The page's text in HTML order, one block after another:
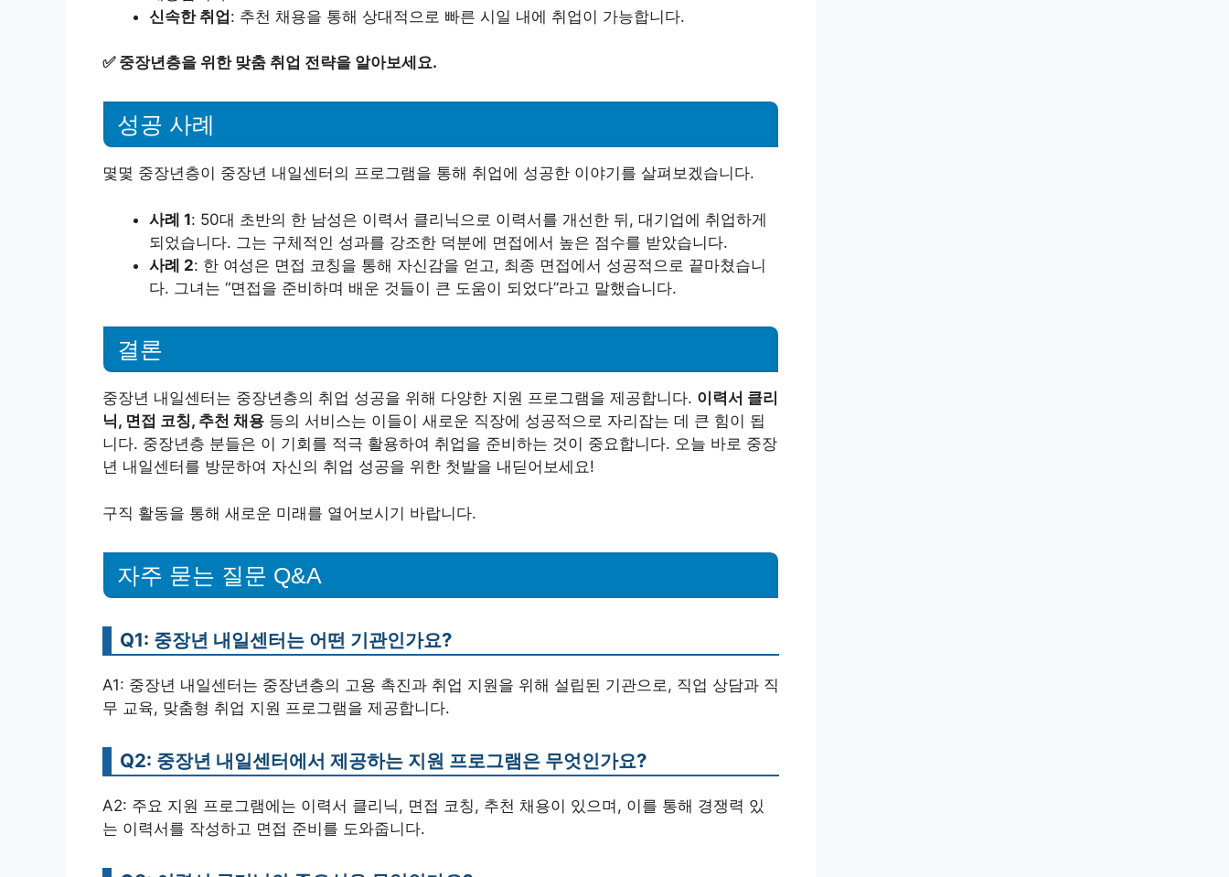
신속한 취업: 추천 채용을 통해 상대적으로 빠른 시일 내에 취업이 가능합니다.
✅ 중장년층을 위한 맞춤 취업 전략을 알아보세요.
성공 사례
몇몇 중장년층이 중장년 내일센터의 프로그램을 통해 취업에 성공한 이야기를 살펴보겠습니다.
사례 1: 50대 초반의 한 남성은 이력서 클리닉으로 이력서를 개선한 뒤, 대기업에 취업하게
되었습니다. 그는 구체적인 성과를 강조한 덕분에 면접에서 높은 점수를 받았습니다.
사례 2: 한 여성은 면접 코칭을 통해 자신감을 얻고, 최종 면접에서 성공적으로 끝마쳤습니
다. 그녀는 “면접을 준비하며 배운 것들이 큰 도움이 되었다”라고 말했습니다.
결론
중장년 내일센터는 중장년층의 취업 성공을 위해 다양한 지원 프로그램을 제공합니다. 이력서 클리
닉, 면접 코칭, 추천 채용 등의 서비스는 이들이 새로운 직장에 성공적으로 자리잡는 데 큰 힘이 됩
니다. 중장년층 분들은 이 기회를 적극 활용하여 취업을 준비하는 것이 중요합니다. 오늘 바로 중장
년 내일센터를 방문하여 자신의 취업 성공을 위한 첫발을 내딛어보세요!
구직 활동을 통해 새로운 미래를 열어보시기 바랍니다.
자주 묻는 질문 Q&A
Q1: 중장년 내일센터는 어떤 기관인가요?
A1: 중장년 내일센터는 중장년층의 고용 촉진과 취업 지원을 위해 설립된 기관으로, 직업 상담과 직
무 교육, 맞춤형 취업 지원 프로그램을 제공합니다.
Q2: 중장년 내일센터에서 제공하는 지원 프로그램은 무엇인가요?
A2: 주요 지원 프로그램에는 이력서 클리닉, 면접 코칭, 추천 채용이 있으며, 이를 통해 경쟁력 있
는 이력서를 작성하고 면접 준비를 도와줍니다.